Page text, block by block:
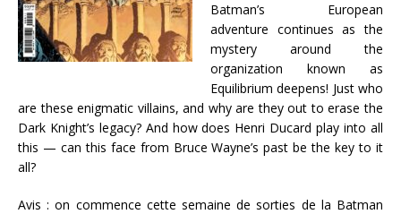
Batman’s European
adventure continues as the
mystery around the
organization known as
Equilibrium deepens! Just who
are these enigmatic villains, and why are they out to erase the
Dark Knight’s legacy? And how does Henri Ducard play into all
this — can this face from Bruce Wayne’s past be the key to it
all?
Avis : on commence cette semaine de sorties de la Batman